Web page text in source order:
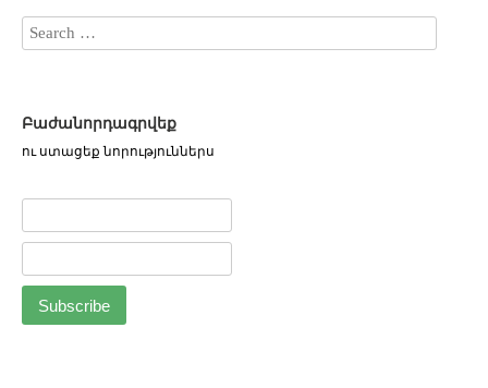
Բաժանորդագրվեք
ու ստացեք նորություններս